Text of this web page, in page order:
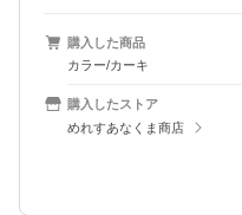
購入した商品
カラー/カーキ
購入したストア
めれすあなくま商店